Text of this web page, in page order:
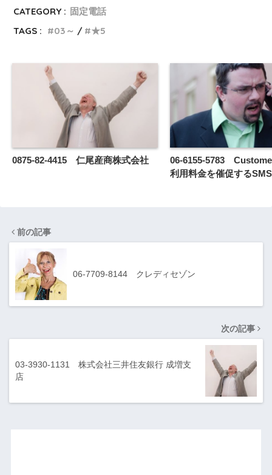
CATEGORY : 固定電話
TAGS :
03～ ★5
0875-82-4415 仁尾産商株式会社
06-6155-5783
利用料金を催促するSMS
前の記事
06-7709-8144 クレディセゾン
次の記事
03-3930-1131 株式会社三井住友銀行 成増支
店